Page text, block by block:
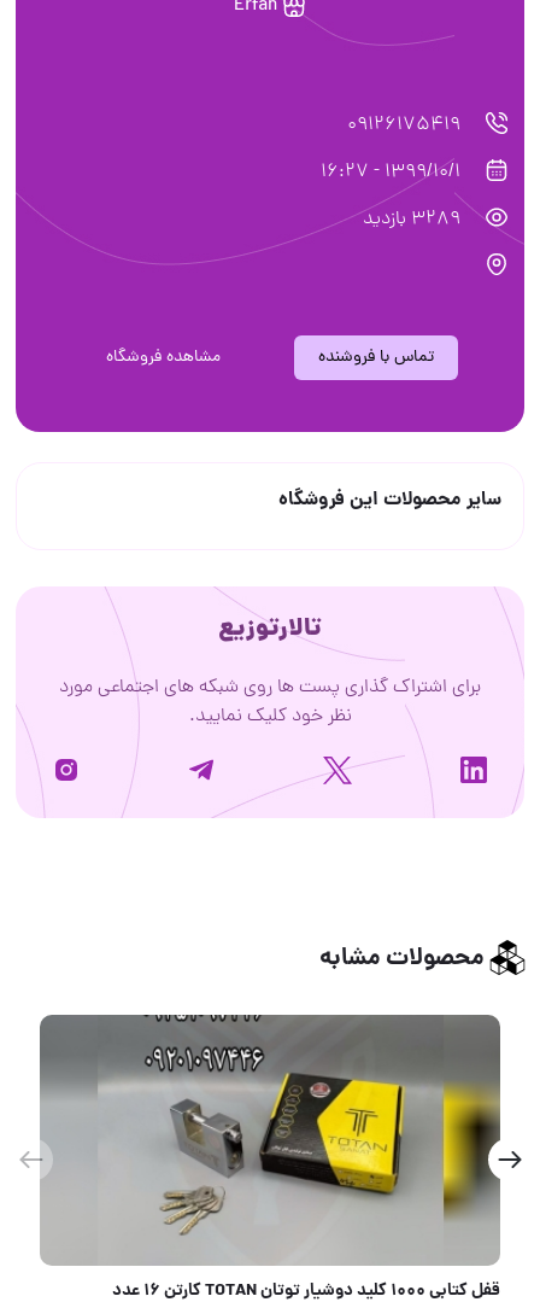
Erfan
09126175419
1399/10/1 - 16:27
3289 بازدید
تماس با فروشنده مشاهده فروشگاه
سایر محصولات این فروشگاه
تالارتوزیع
برای اشتراک گذاری پست ها روی شبکه های اجتماعی مورد
نظر خود کلیک نمایید.
محصولات مشابه